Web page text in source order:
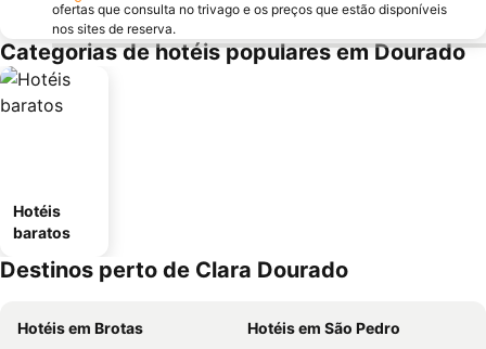
ofertas que consulta no trivago e os preços que estão disponíveis
nos sites de reserva.
Categorias de hotéis populares em Dourado
Hotéis
baratos
Destinos perto de Clara Dourado
Hotéis em Brotas
Hotéis em São Pedro